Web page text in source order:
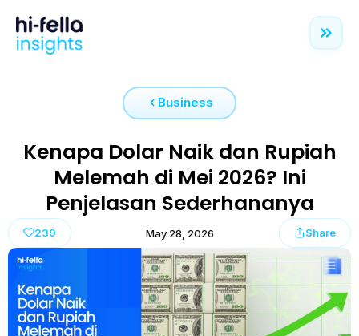
Business
Kenapa Dolar Naik dan Rupiah
Melemah di Mei 2026? Ini
Penjelasan Sederhananya
239 May 28, 2026 Share